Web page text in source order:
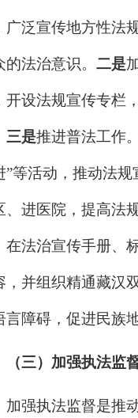
广泛宣传地方性法
的法治意识。二是
开设法规宣传专栏
三是推进普法工作
”等活动，推动法规
、进医院，提高法
在法治宣传手册、
，并组织精通藏汉
言障碍，促进民族
（三）加强执法监
加强执法监督是推